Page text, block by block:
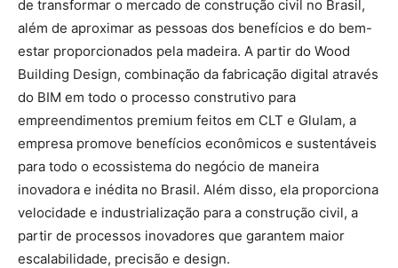
de transformar o mercado de construção civil no Brasil,
além de aproximar as pessoas dos benefícios e do bem-
estar proporcionados pela madeira. A partir do Wood
Building Design, combinação da fabricação digital através
do BIM em todo o processo construtivo para
empreendimentos premium feitos em CLT e Glulam, a
empresa promove benefícios econômicos e sustentáveis
para todo o ecossistema do negócio de maneira
inovadora e inédita no Brasil. Além disso, ela proporciona
velocidade e industrialização para a construção civil, a
partir de processos inovadores que garantem maior
escalabilidade, precisão e design.